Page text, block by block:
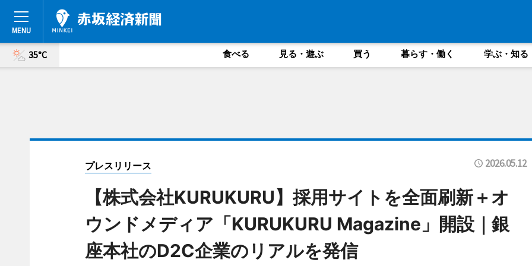
35°C 食べる 見る・遊ぶ 買う 暮らす・働く 学ぶ・知る
プレスリリース 2026.05.12
【株式会社KURUKURU】採用サイトを全面刷新＋オ
ウンドメディア「KURUKURU Magazine」開設｜銀
座本社のD2C企業のリアルを発信